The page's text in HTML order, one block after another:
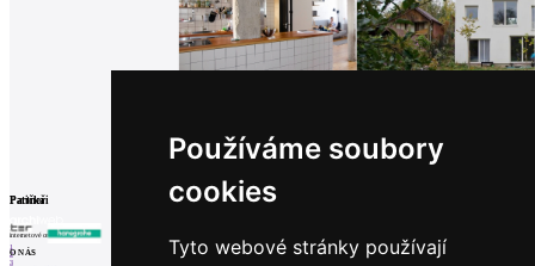
Používáme soubory
cookies
Tyto webové stránky používají
Partneři
1
2
3
Patička
internetové centrum architektury
O NÁS